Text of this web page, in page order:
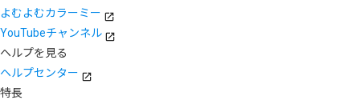
よむよむカラーミー
YouTubeチャンネル
ヘルプを見る
ヘルプセンター
特長